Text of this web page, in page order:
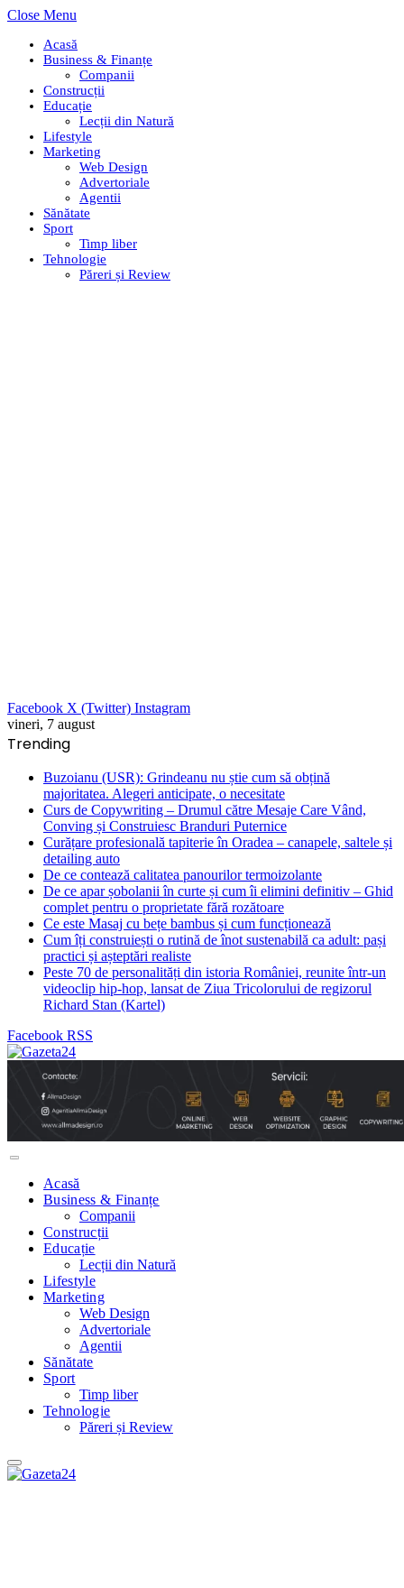
Close Menu
Acasă
Business & Finanțe
Companii
Construcții
Educație
Lecții din Natură
Lifestyle
Marketing
Web Design
Advertoriale
Agentii
Sănătate
Sport
Timp liber
Tehnologie
Păreri și Review
Facebook X (Twitter) Instagram
vineri, 7 august
Trending
Buzoianu (USR): Grindeanu nu știe cum să obțină
majoritatea. Alegeri anticipate, o necesitate
Curs de Copywriting – Drumul către Mesaje Care Vând,
Conving și Construiesc Branduri Puternice
Curățare profesională tapiterie în Oradea – canapele, saltele și
detailing auto
De ce contează calitatea panourilor termoizolante
De ce apar șobolanii în curte și cum îi elimini definitiv – Ghid
complet pentru o proprietate fără rozătoare
Ce este Masaj cu bețe bambus și cum funcționează
Cum îți construiești o rutină de înot sustenabilă ca adult: pași
practici și așteptări realiste
Peste 70 de personalități din istoria României, reunite într-un
videoclip hip-hop, lansat de Ziua Tricolorului de regizorul
Richard Stan (Kartel)
Facebook RSS
Acasă
Business & Finanțe
Companii
Construcții
Educație
Lecții din Natură
Lifestyle
Marketing
Web Design
Advertoriale
Agentii
Sănătate
Sport
Timp liber
Tehnologie
Păreri și Review